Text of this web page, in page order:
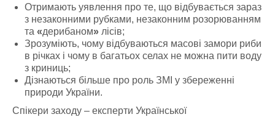
Отримають уявлення про те, що відбувається зараз
з незаконними рубками, незаконним розорюванням
та «дерибаном» лісів;
Зрозуміють, чому відбуваються масові замори риби
в річках і чому в багатьох селах не можна пити воду
з криниць;
Дізнаються більше про роль ЗМІ у збереженні
природи України.
Спікери заходу – експерти Української